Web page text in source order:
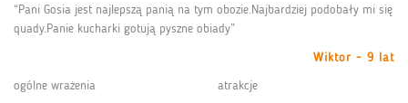
“Pani Gosia jest najlepszą panią na tym obozie.Najbardziej podobały mi się
quady.Panie kucharki gotują pyszne obiady”
Wiktor - 9 lat
ogólne wrażenia
atrakcje